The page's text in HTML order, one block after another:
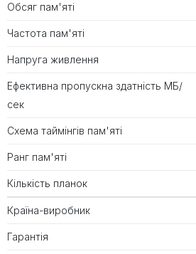
Обсяг пам'яті
Частота пам'яті
Напруга живлення
Ефективна пропускна здатність MБ/
сек
Схема таймінгів пам'яті
Ранг пам'яті
Кількість планок
Країна-виробник
Гарантія